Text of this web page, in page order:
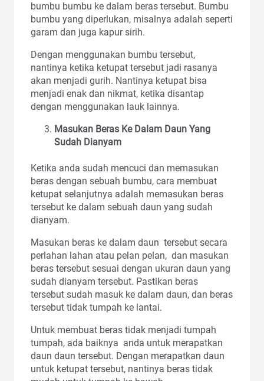
bumbu bumbu ke dalam beras tersebut. Bumbu
bumbu yang diperlukan, misalnya adalah seperti
garam dan juga kapur sirih.
Dengan menggunakan bumbu tersebut,
nantinya ketika ketupat tersebut jadi rasanya
akan menjadi gurih. Nantinya ketupat bisa
menjadi enak dan nikmat, ketika disantap
dengan menggunakan lauk lainnya.
Masukan Beras Ke Dalam Daun Yang
Sudah Dianyam
Ketika anda sudah mencuci dan memasukan
beras dengan sebuah bumbu, cara membuat
ketupat selanjutnya adalah memasukan beras
tersebut ke dalam sebuah daun yang sudah
dianyam.
Masukan beras ke dalam daun tersebut secara
perlahan lahan atau pelan pelan, dan masukan
beras tersebut sesuai dengan ukuran daun yang
sudah dianyam tersebut. Pastikan beras
tersebut sudah masuk ke dalam daun, dan beras
tersebut tidak tumpah ke lantai.
Untuk membuat beras tidak menjadi tumpah
tumpah, ada baiknya anda untuk merapatkan
daun daun tersebut. Dengan merapatkan daun
untuk ketupat tersebut, nantinya beras tidak